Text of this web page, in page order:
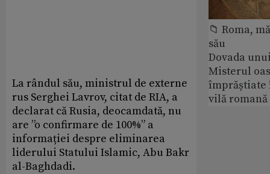
La rândul său, ministrul de externe
rus Serghei Lavrov, citat de RIA, a
declarat că Rusia, deocamdată, nu
are ”o confirmare de 100%” a
informației despre eliminarea
liderului Statului Islamic, Abu Bakr
al-Baghdadi.
📁 Roma,
său
Dovada
Misterul
împrăștiate
vilă romană